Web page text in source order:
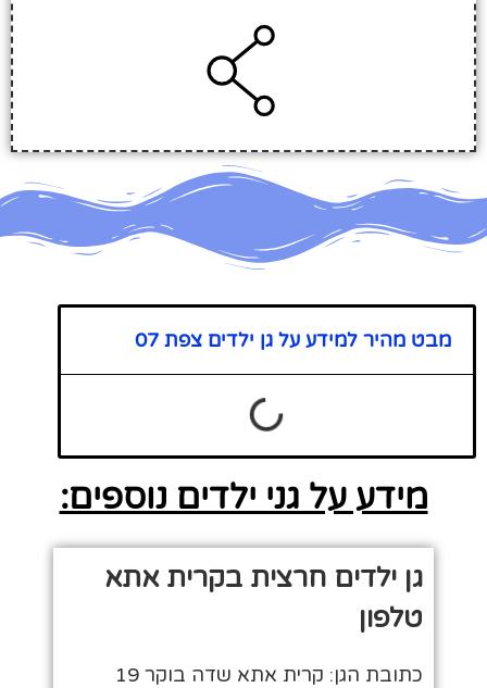
מבט מהיר למידע על גן ילדים צפת 07
מידע על גני ילדים נוספים:
גן ילדים חרצית בקרית אתא
טלפון
כתובת הגן: קרית אתא שדה בוקר 19